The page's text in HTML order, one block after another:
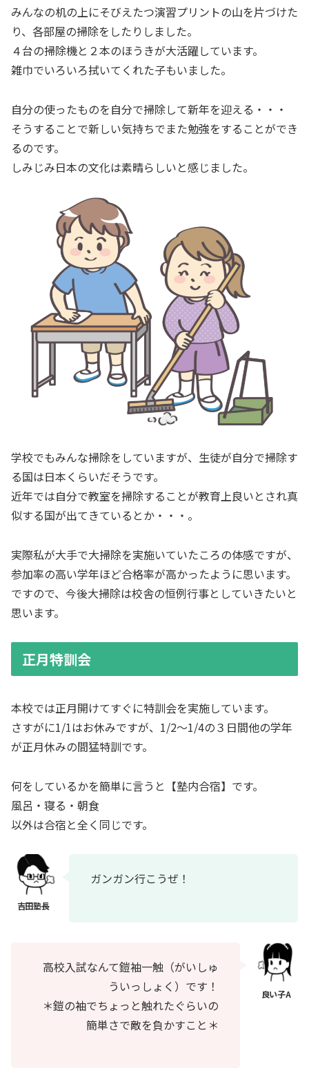
みんなの机の上にそびえたつ演習プリントの山を片づけた
り、各部屋の掃除をしたりしました。
４台の掃除機と２本のほうきが大活躍しています。
雑巾でいろいろ拭いてくれた子もいました。
自分の使ったものを自分で掃除して新年を迎える・・・
そうすることで新しい気持ちでまた勉強をすることができ
るのです。
しみじみ日本の文化は素晴らしいと感じました。
学校でもみんな掃除をしていますが、生徒が自分で掃除す
る国は日本くらいだそうです。
近年では自分で教室を掃除することが教育上良いとされ真
似する国が出てきているとか・・・。
実際私が大手で大掃除を実施いていたころの体感ですが、
参加率の高い学年ほど合格率が高かったように思います。
ですので、今後大掃除は校舎の恒例行事としていきたいと
思います。
正月特訓会
本校では正月開けてすぐに特訓会を実施しています。
さすがに1/1はお休みですが、1/2～1/4の３日間他の学年
が正月休みの間猛特訓です。
何をしているかを簡単に言うと【塾内合宿】です。
風呂・寝る・朝食
以外は合宿と全く同じです。
ガンガン行こうぜ！
高校入試なんて鎧袖一触（がいしゅ
ういっしょく）です！
＊鎧の袖でちょっと触れたぐらいの
簡単さで敵を負かすこと＊